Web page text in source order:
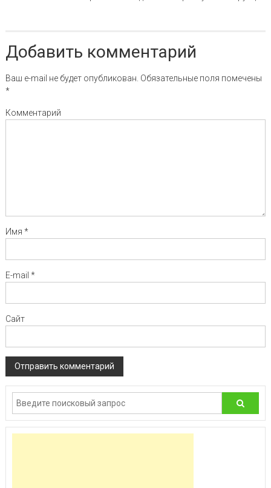
Добавить комментарий
Ваш e-mail не будет опубликован. Обязательные поля помечены
*
Комментарий
Имя *
E-mail *
Сайт